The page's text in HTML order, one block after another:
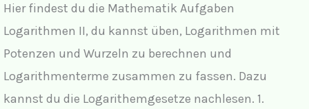
Hier findest du die Mathematik Aufgaben
Logarithmen II, du kannst üben, Logarithmen mit
Potenzen und Wurzeln zu berechnen und
Logarithmenterme zusammen zu fassen. Dazu
kannst du die Logarithemgesetze nachlesen. 1.